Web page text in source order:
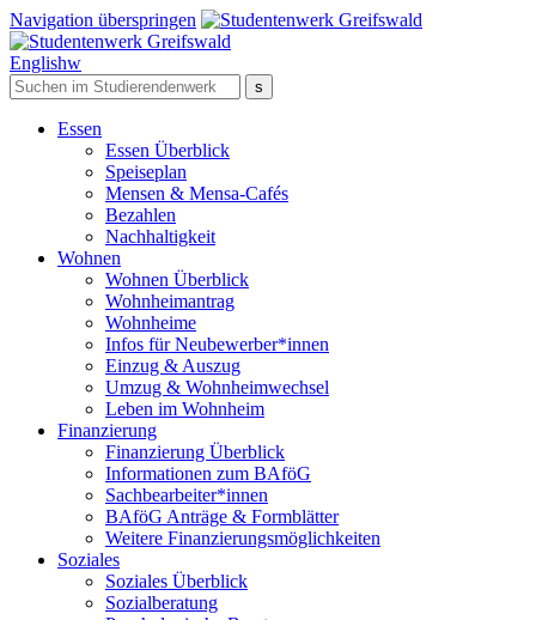
Navigation überspringen
Englishw
Essen
Essen Überblick
Speiseplan
Mensen & Mensa-Cafés
Bezahlen
Nachhaltigkeit
Wohnen
Wohnen Überblick
Wohnheimantrag
Wohnheime
Infos für Neubewerber*innen
Einzug & Auszug
Umzug & Wohnheimwechsel
Leben im Wohnheim
Finanzierung
Finanzierung Überblick
Informationen zum BAföG
Sachbearbeiter*innen
BAföG Anträge & Formblätter
Weitere Finanzierungsmöglichkeiten
Soziales
Soziales Überblick
Sozialberatung